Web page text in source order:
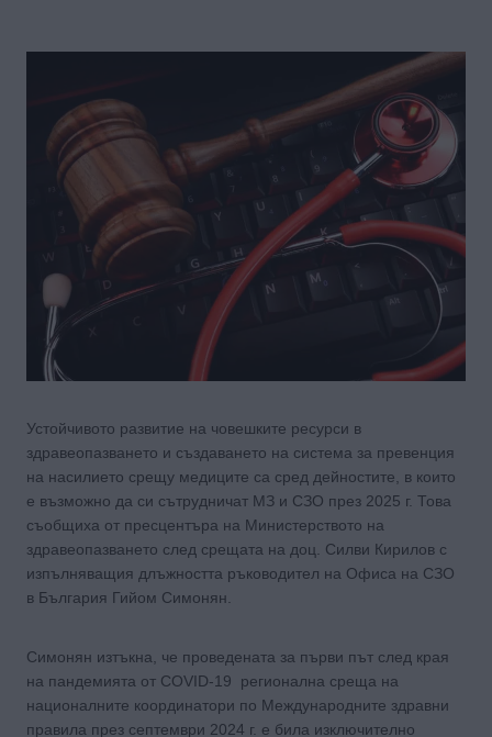
Устойчивото развитие на човешките ресурси в
здравеопазването и създаването на система за превенция
на насилието срещу медиците са сред дейностите, в които
е възможно да си сътрудничат МЗ и СЗО през 2025 г. Това
съобщиха от пресцентъра на Министерството на
здравеопазването след срещата на доц. Силви Кирилов с
изпълняващия длъжността ръководител на Офиса на СЗО
в България Гийом Симонян.
Симонян изтъкна, че проведената за първи път след края
на пандемията от COVID-19 регионална среща на
националните координатори по Международните здравни
правила през септември 2024 г. е била изключително